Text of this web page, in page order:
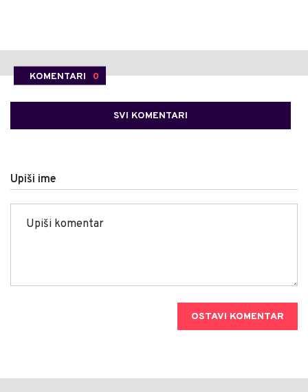
KOMENTARI 0
SVI KOMENTARI
Upiši ime
OSTAVI KOMENTAR